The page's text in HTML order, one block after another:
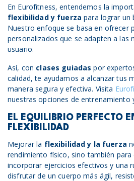
En Eurofitness, entendemos la
flexibilidad y fuerza para lograr un
Nuestro enfoque se basa en ofrecer
personalizados que se adapten a las
usuario.
Así, con clases guiadas por
calidad, te ayudamos a alcanzar tus
manera segura y efectiva. Visita
nuestras opciones de entrenamiento
EL EQUILIBRIO PERFECTO
FLEXIBILIDAD
Mejorar la flexibilidad y la fuerza
rendimiento físico, sino también para
incorporar ejercicios efectivos y una
disfrutar de un cuerpo más ágil,